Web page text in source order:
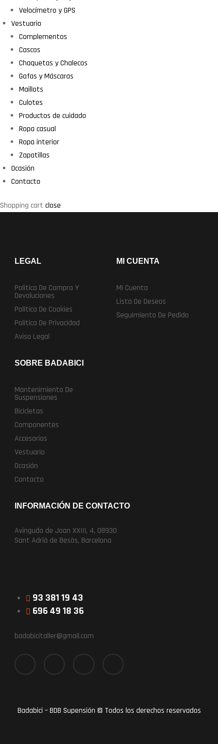
Velocímetro y GPS
Vestuario
Complementos
Cascos
Chaquetas y Chalecos
Gafas y Máscaras
Maillots
Culotes
Productos de cuidado
Ropa casual
Ropa interior
Zapatillas
Ocasión
Contacto
Shopping cart close
LEGAL
Politica De Compra Y
Devoluciones
Politica De Cookies
Politica De Privacidad
Aviso Legal
MI CUENTA
Mi Cuenta
Lista De Deseos
Seguimiento De Pedido
SOBRE BADABICI
Mantenimiento De
Suspensiones
Bicicletas
Componentes
Accesorios
Vestuario
Ocasión
Contacto
INFORMACIÓN DE CONTACTO
Avinguda de Joan XXIII, 4, 08930
Sant Adrià de Besòs, Barcelona
93 381 19 43
696 49 18 36
badabicitaller@gmail.com
Badabici – BDB Supensión © Todos los derechos reservados